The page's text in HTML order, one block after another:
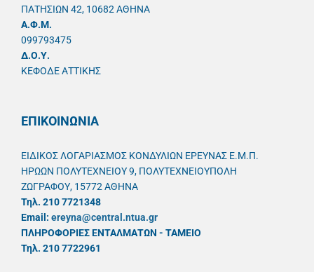
ΠΑΤΗΣΙΩΝ 42, 10682 ΑΘΗΝΑ
A.Φ.Μ.
099793475
Δ.Ο.Υ.
ΚΕΦΟΔΕ ΑΤΤΙΚΗΣ
ΕΠΙΚΟΙΝΩΝΙΑ
ΕΙΔΙΚΟΣ ΛΟΓΑΡΙΑΣΜΟΣ ΚΟΝΔΥΛΙΩΝ ΕΡΕΥΝΑΣ Ε.Μ.Π.
ΗΡΩΩΝ ΠΟΛΥΤΕΧΝΕΙΟΥ 9, ΠΟΛΥΤΕΧΝΕΙΟΥΠΟΛΗ
ΖΩΓΡΑΦΟΥ, 15772 ΑΘΗΝΑ
Τηλ. 210 7721348
Email: ereyna@central.ntua.gr
ΠΛΗΡΟΦΟΡΙΕΣ ΕΝΤΑΛΜΑΤΩΝ - ΤΑΜΕΙΟ
Τηλ. 210 7722961